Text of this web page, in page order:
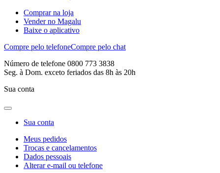
Comprar na loja
Vender no Magalu
Baixe o aplicativo
Compre pelo telefoneCompre pelo chat
Número de telefone 0800 773 3838
Seg. à Dom. exceto feriados das 8h às 20h
Sua conta
Sua conta
Meus pedidos
Trocas e cancelamentos
Dados pessoais
Alterar e-mail ou telefone